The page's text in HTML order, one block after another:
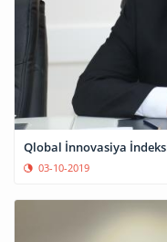
Qlobal İnnovasiya
03-10-2019